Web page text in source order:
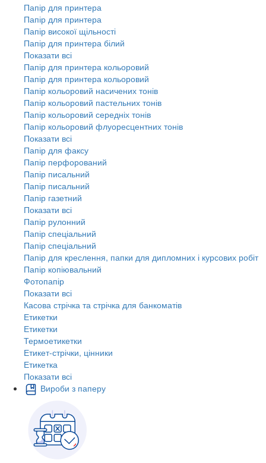
Папір для принтера
Папір для принтера
Папір високої щільності
Папір для принтера білий
Показати всі
Папір для принтера кольоровий
Папір для принтера кольоровий
Папір кольоровий насичених тонів
Папір кольоровий пастельних тонів
Папір кольоровий середніх тонів
Папір кольоровий флуоресцентних тонів
Показати всі
Папір для факсу
Папір перфорований
Папір писальний
Папір писальний
Папір газетний
Показати всі
Папір рулонний
Папір спеціальний
Папір спеціальний
Папір для креслення, папки для дипломних і курсових робіт
Папір копіювальний
Фотопапір
Показати всі
Касова стрічка та стрічка для банкоматів
Етикетки
Етикетки
Термоетикетки
Етикет-стрічки, цінники
Етикетка
Показати всі
Вироби з паперу